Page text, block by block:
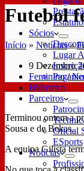
Sócios
Lugar
Bilheteira
Parceiros
Oficial
ESports
Notícias
Futebol
Início » Notícias»
9 Dezembro
Feminino/
Terminou ontem a
Sousa e de Bekas.
A equipa Gilista